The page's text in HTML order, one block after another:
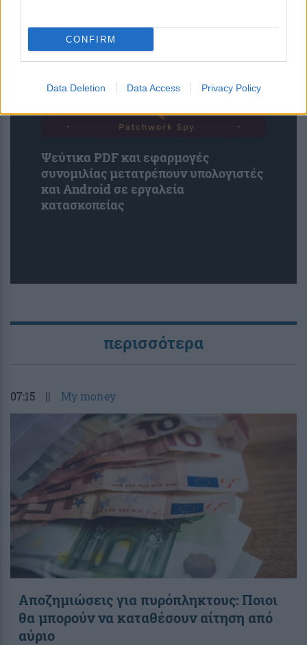
CONFIRM
Data Deletion Data Access Privacy Policy
Ψεύτικα PDF και εφαρμογές
συνομιλίας μετατρέπουν υπολογιστές
και Android σε εργαλεία
κατασκοπείας
περισσότερα
07:15 || My money
Αποζημιώσεις για πυρόπληκτους: Ποιοι
θα μπορούν να καταθέσουν αίτηση από
αύριο